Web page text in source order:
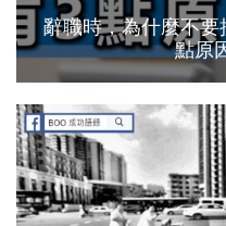
辭職時，為什麼不
點原